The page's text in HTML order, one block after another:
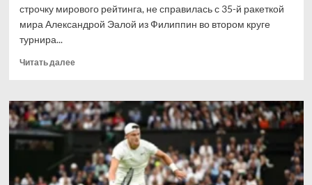
строчку мирового рейтинга, не справилась с 35-й ракеткой
мира Александрой Эалой из Филиппин во втором круге
турнира...
Читать далееПрочитать
Берлин
(WTA
500).
Рыбакина
проиграла
на